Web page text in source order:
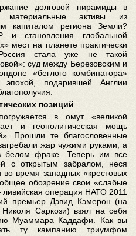
долговой пирамиды в
активы из
капиталом региона Земли?
становления глобальной
мест на планете практически
стала уже не такой
суд между Березовским и
«беглого комбинатора»
подарившей Англии
позиций
в омут «великой
и геополитическая мощь
Прошли те благословенные
жар чужими руками, а
белом фраке. Теперь им все
с открытым забралом, неся
время западных «крестовых
обозрение свои «слабые
операция НАТО 2011
премьер Дэвид Кэмерон (на
Саркози) взял на себя
Муаммара Каддафи. Как вы
ту кампанию триумфом